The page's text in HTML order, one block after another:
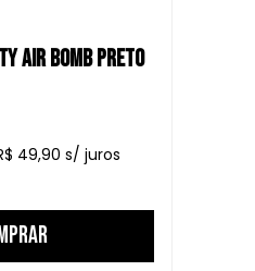
AIR BOMB PRETO
49,90